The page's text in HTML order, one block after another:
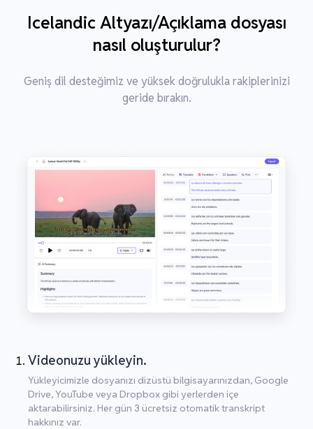
Icelandic Altyazı/Açıklama dosyası
nasıl oluşturulur?
Geniş dil desteğimiz ve yüksek doğrulukla rakiplerinizi
geride bırakın.
Videonuzu yükleyin.
Yükleyicimizle dosyanızı dizüstü bilgisayarınızdan, Google
Drive, YouTube veya Dropbox gibi yerlerden içe
aktarabilirsiniz. Her gün 3 ücretsiz otomatik transkript
hakkınız var.